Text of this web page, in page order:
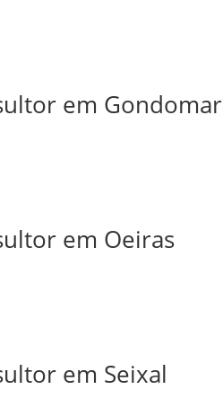
em Gondomar
em Oeiras
em Seixal